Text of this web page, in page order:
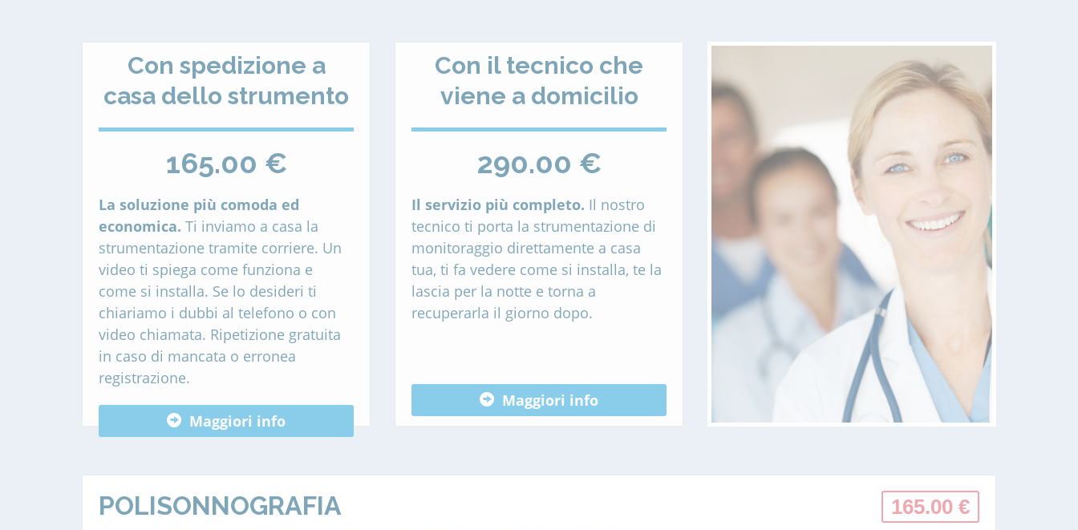
Con spedizione a
casa dello strumento
165.00 €
La soluzione più comoda ed
economica. Ti inviamo a casa la
strumentazione tramite corriere. Un
video ti spiega come funziona e
come si installa. Se lo desideri ti
chiariamo i dubbi al telefono o con
video chiamata. Ripetizione gratuita
in caso di mancata o erronea
registrazione.
Maggiori info
Con il tecnico che
viene a domicilio
290.00 €
Il servizio più completo. Il nostro
tecnico ti porta la strumentazione di
monitoraggio direttamente a casa
tua, ti fa vedere come si installa, te la
lascia per la notte e torna a
recuperarla il giorno dopo.
Maggiori info
POLISONNOGRAFIA 165.00 €